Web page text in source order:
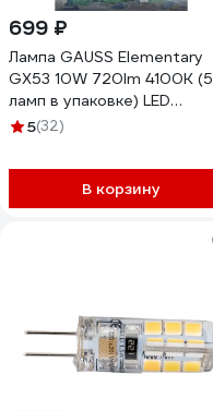
699 ₽
Лампа GAUSS Elementary
GX53 10W 720lm 4100K (5
ламп в упаковке) LED
84820V
5(32)
В корзину